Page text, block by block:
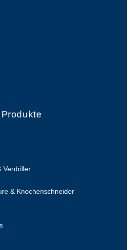
Produkte
Verdriller
& Knochenschneider